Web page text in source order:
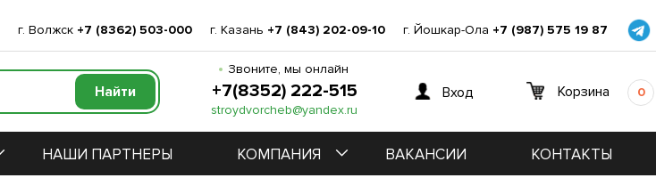
г. Волжск +7 (8362) 503-000 г. Казань +7 (843) 202-09-10 г. Йошкар-Ола +7 (987) 575 19 87
Звоните, мы онлайн
+7(8352) 222-515
stroydvorcheb@yandex.ru
Вход Корзина 0
НАШИ ПАРТНЕРЫ КОМПАНИЯ ВАКАНСИИ КОНТАКТЫ